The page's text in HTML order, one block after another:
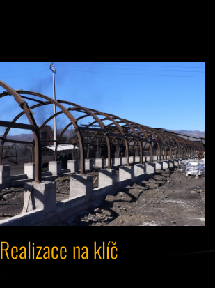
Realizace na klíč